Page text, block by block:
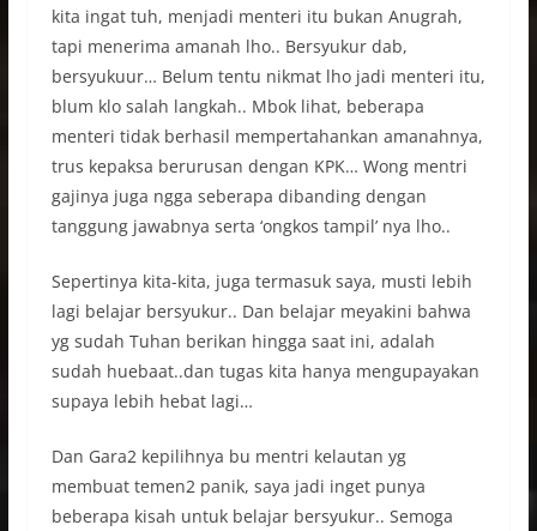
kita ingat tuh, menjadi menteri itu bukan Anugrah,
tapi menerima amanah lho.. Bersyukur dab,
bersyukuur… Belum tentu nikmat lho jadi menteri itu,
blum klo salah langkah.. Mbok lihat, beberapa
menteri tidak berhasil mempertahankan amanahnya,
trus kepaksa berurusan dengan KPK… Wong mentri
gajinya juga ngga seberapa dibanding dengan
tanggung jawabnya serta ‘ongkos tampil’ nya lho..
Sepertinya kita-kita, juga termasuk saya, musti lebih
lagi belajar bersyukur.. Dan belajar meyakini bahwa
yg sudah Tuhan berikan hingga saat ini, adalah
sudah huebaat..dan tugas kita hanya mengupayakan
supaya lebih hebat lagi…
Dan Gara2 kepilihnya bu mentri kelautan yg
membuat temen2 panik, saya jadi inget punya
beberapa kisah untuk belajar bersyukur.. Semoga